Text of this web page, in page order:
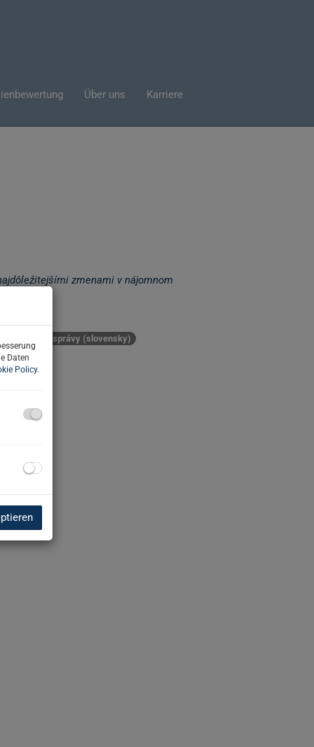
Über uns Karriere
zmenami v nájomnom
realitné správy (slovensky)
Daten
Policy.